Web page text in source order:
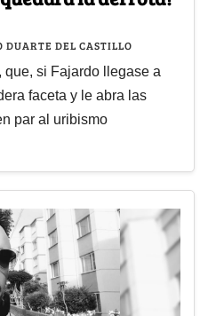
DUARTE DEL CASTILLO
que, si Fajardo llegase a
faceta y le abra las
par al uribismo